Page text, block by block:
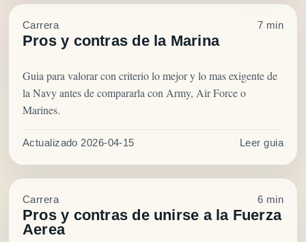
Carrera 7 min
Pros y contras de la Marina
Guia para valorar con criterio lo mejor y lo mas exigente de
la Navy antes de compararla con Army, Air Force o
Marines.
Actualizado 2026-04-15 Leer guia
Carrera 6 min
Pros y contras de unirse a la Fuerza
Aerea